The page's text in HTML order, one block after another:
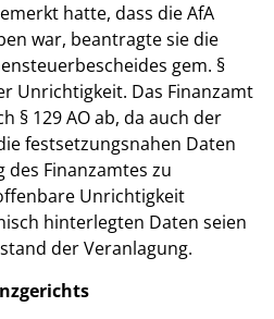
hatte, dass die AfA
war, beantragte sie die
gem. §
Unrichtigkeit. Das Finanzamt
§ 129 AO ab, da auch der
festsetzungsnahen Daten
Finanzamtes zu
Unrichtigkeit
hinterlegten Daten seien
der Veranlagung.